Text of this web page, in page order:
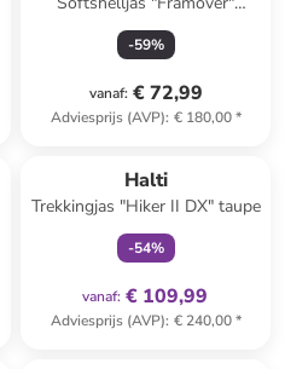
zwart/grijs
-59%
vanaf: € 72,99
Adviesprijs (AVP): € 180,00*
Halti
Trekkingjas "Hiker II DX" taupe
-54%
vanaf: € 109,99
Adviesprijs (AVP): € 240,00*